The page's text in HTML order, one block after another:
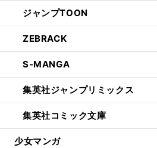
ジャンプTOON
ZEBRACK
S-MANGA
集英社ジャンプリミックス
集英社コミック文庫
少女マンガ